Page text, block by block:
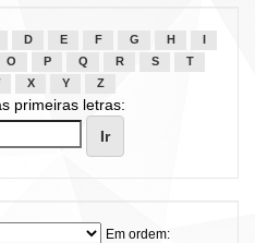
D E F G H
O P Q R S
T
X Y Z
primeiras letras:
Em ordem: